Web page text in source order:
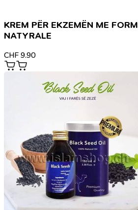
KREM PËR EKZEMËN ME
NATYRALE
CHF 9.90